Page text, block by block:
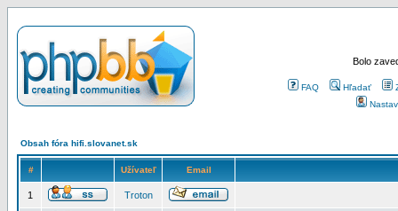
Bolo
FAQ Hľadať
Obsah fóra hifi.slovanet.sk
# Užívateľ Email
1 Troton